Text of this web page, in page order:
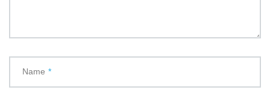
Name *